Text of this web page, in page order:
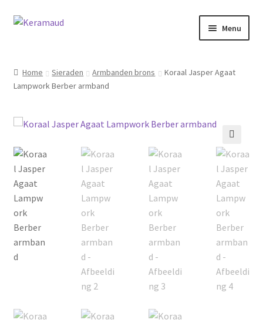
Ga
Ga
Menu
Over mij
Nieuws
Informatie
Contact
Inloggen
Home Sieraden Armbanden brons
Koraal Jasper Agaat
Lampwork Berber armband
🔍